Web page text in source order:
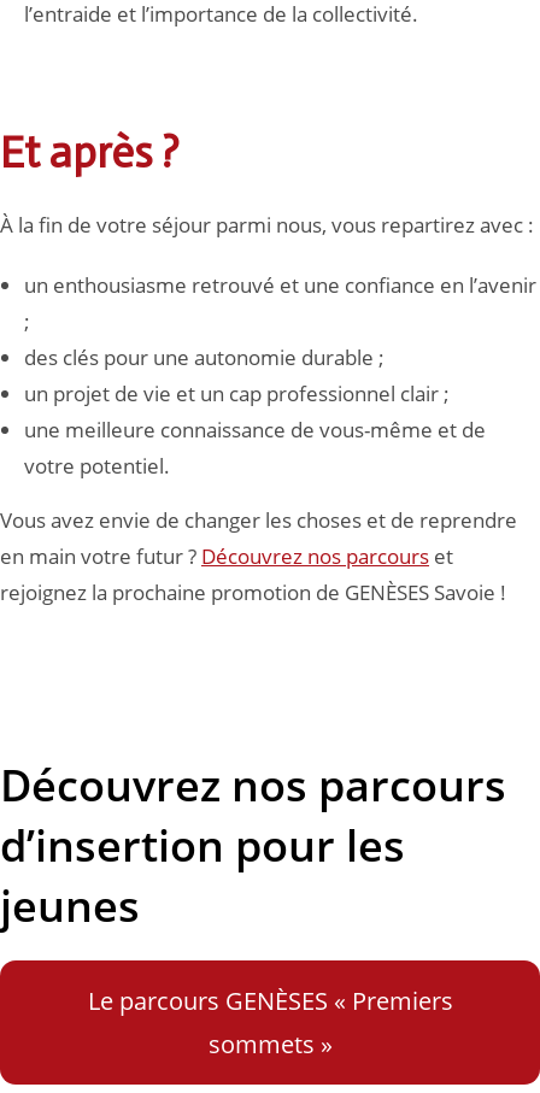
l’entraide et l’importance de la collectivité.
Et après ?
À la fin de votre séjour parmi nous, vous repartirez avec :
un enthousiasme retrouvé et une confiance en l’avenir
;
des clés pour une autonomie durable ;
un projet de vie et un cap professionnel clair ;
une meilleure connaissance de vous-même et de
votre potentiel.
Vous avez envie de changer les choses et de reprendre
en main votre futur ? Découvrez nos parcours et
rejoignez la prochaine promotion de GENÈSES Savoie !
Découvrez nos parcours
d’insertion pour les
jeunes
Le parcours GENÈSES « Premiers
sommets »